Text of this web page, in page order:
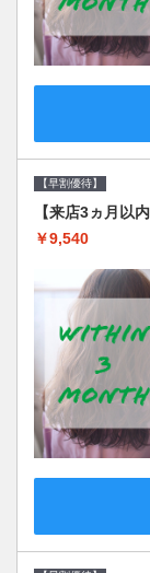
【早割優待】
【来店3ヵ月以
￥9,540